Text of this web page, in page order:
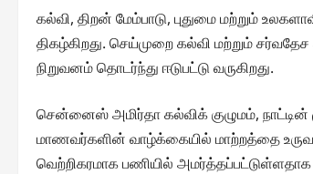
கல்வி, திறன் மேம்பாடு, புதுமை மற்றும்
திகழ்கிறது. செய்முறை கல்வி மற்றும்
நிறுவனம் தொடர்ந்து ஈடுபட்டு வருகிறது.
சென்னைஸ் அமிர்தா கல்விக் குழுமம்,
மாணவர்களின் வாழ்க்கையில் மாற்றத்தை
வெற்றிகரமாக பணியில்